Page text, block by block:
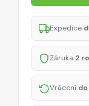
Expedice
Záruka 2
Vrácení